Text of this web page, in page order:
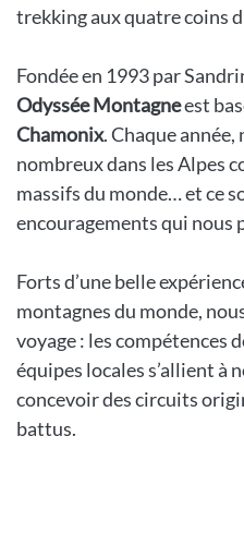
trekking aux quatre coins
Fondée en 1993 par
Odyssée Montagneest
Chamonix. Chaque
nombreux dans les Alpes
massifs du monde… et ce
encouragements qui nous
Forts d’une belle
montagnes du monde,
voyage : les compétences
équipes locales s’allient à
concevoir des circuits
battus.